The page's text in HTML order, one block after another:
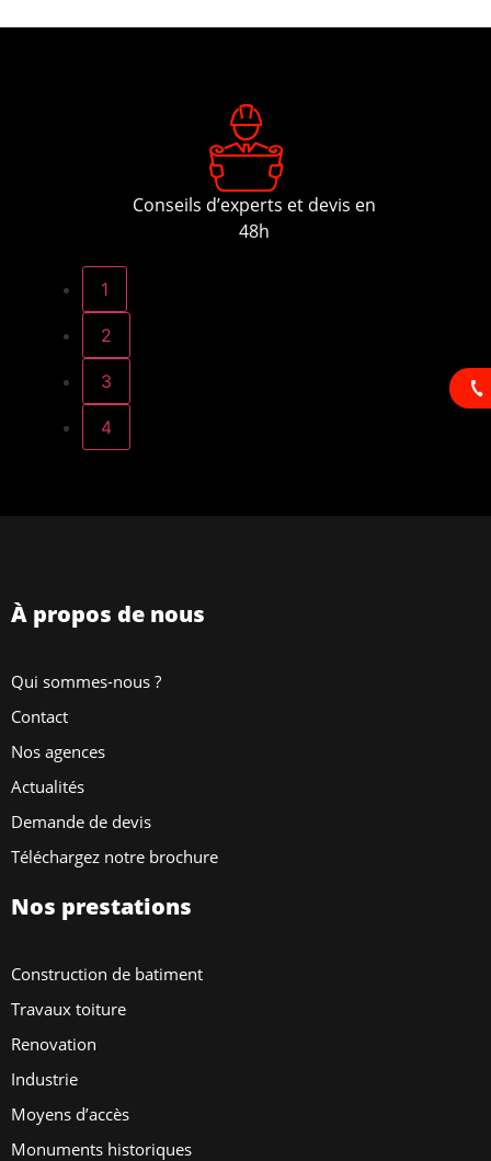
Conseils d’experts et devis en
48h
1
2
3
4
À propos de nous
Qui sommes-nous ?
Contact
Nos agences
Actualités
Demande de devis
Téléchargez notre brochure
Nos prestations
Construction de batiment
Travaux toiture
Renovation
Industrie
Moyens d’accès
Monuments historiques